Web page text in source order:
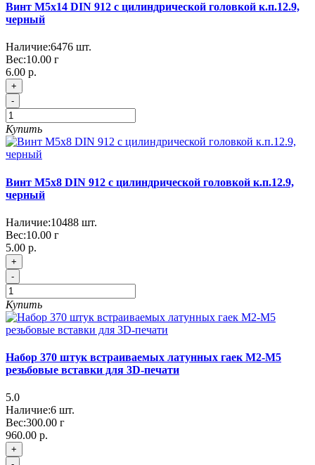
Винт М5x14 DIN 912 с цилиндрической головкой к.п.12.9,
черный
Наличие:6476 шт.
Вес:10.00 г
6.00 р.
+
-
Купить
Винт М5x8 DIN 912 с цилиндрической головкой к.п.12.9,
черный
Наличие:10488 шт.
Вес:10.00 г
5.00 р.
+
-
Купить
Набор 370 штук встраиваемых латунных гаек М2-М5
резьбовые вставки для 3D-печати
5.0
Наличие:6 шт.
Вес:300.00 г
960.00 р.
+